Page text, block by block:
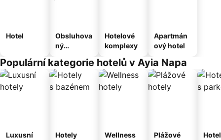
Hotel
Obsluhova
ný
Hotelové
komplexy
Apartmán
ový hotel
Populární kategorie hotelů v Ayia Napa
Luxusní
Hotely
Wellness
Plážové